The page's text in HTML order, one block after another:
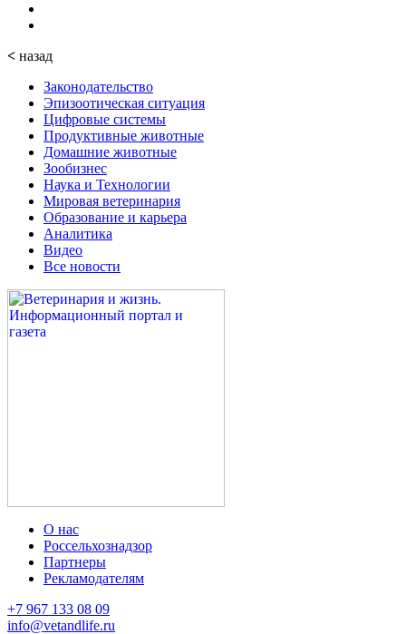
< назад
Законодательство
Эпизоотическая ситуация
Цифровые системы
Продуктивные животные
Домашние животные
Зообизнес
Наука и Технологии
Мировая ветеринария
Образование и карьера
Аналитика
Видео
Все новости
О нас
Россельхознадзор
Партнеры
Рекламодателям
+7 967 133 08 09
info@vetandlife.ru